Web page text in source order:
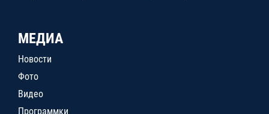
МЕДИА
Новости
Фото
Видео
Программки